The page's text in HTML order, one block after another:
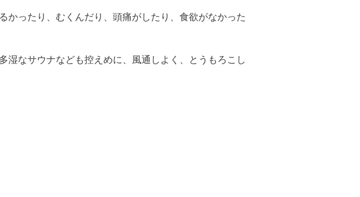
かったり、むくんだり、頭痛がしたり、食欲がなかった
湿なサウナなども控えめに、風通しよく、とうもろこし